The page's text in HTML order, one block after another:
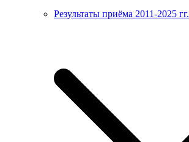
Результаты приёма 2011-2025 гг.